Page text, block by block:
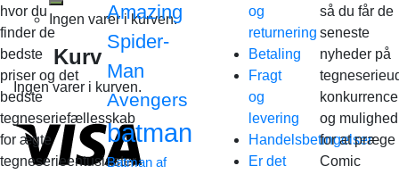
Ingen varer i kurven.
Kurv
Ingen varer i kurven.
hvor du
finder de
bedste
priser og det
bedste
tegneseriefællesskab
for ægte
tegneserieentusiaster.
Amazing
Spider-
Man
Avengers
batman
Batman af
og
returnering
Betaling
Fragt
og
levering
Handelsbetingelser
Er det
så du får de
seneste
nyheder på
og mulighed
for at præge
Comic